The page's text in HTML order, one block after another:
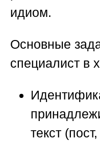
идиом.
Основные
специалист в
текст